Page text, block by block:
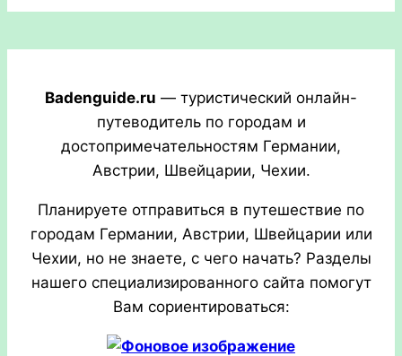
Badenguide.ru — туристический онлайн-
путеводитель по городам и
достопримечательностям Германии,
Австрии, Швейцарии, Чехии.
Планируете отправиться в путешествие по
городам Германии, Австрии, Швейцарии или
Чехии, но не знаете, с чего начать? Разделы
нашего специализированного сайта помогут
Вам сориентироваться: